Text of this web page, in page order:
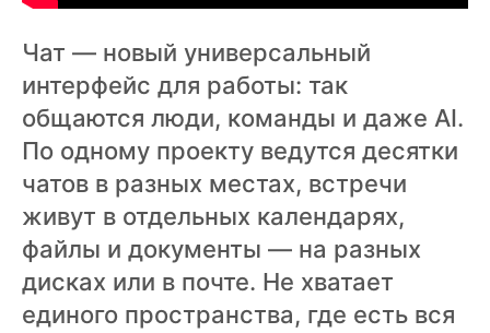
Чат — новый универсальный
интерфейс для работы: так
общаются люди, команды и даже AI.
По одному проекту ведутся десятки
чатов в разных местах, встречи
живут в отдельных календарях,
файлы и документы — на разных
дисках или в почте. Не хватает
единого пространства, где есть вся